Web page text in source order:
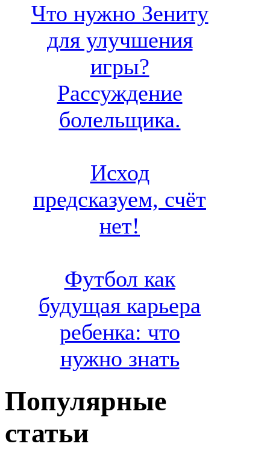
Что нужно Зениту
для улучшения
игры?
Рассуждение
болельщика.
Исход
предсказуем, счёт
нет!
Футбол как
будущая карьера
ребенка: что
нужно знать
Популярные
статьи